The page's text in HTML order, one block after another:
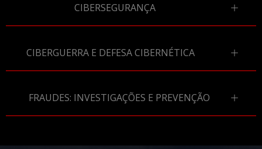
CIBERSEGURANÇA
CIBERGUERRA E DEFESA CIBERNÉTICA
FRAUDES: INVESTIGAÇÕES E PREVENÇÃO